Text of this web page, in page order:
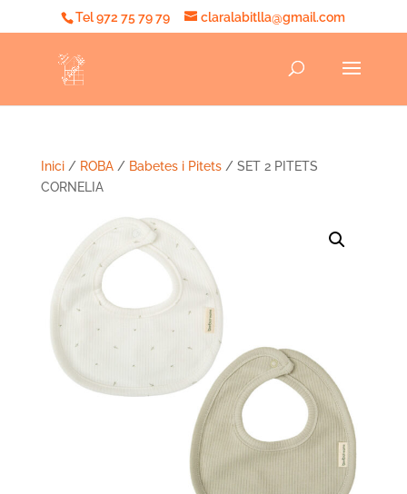
Tel 972 75 79 79 claralabitlla@gmail.com
Inici/ ROBA/ Babetes i Pitets/ SET 2 PITETS
CORNELIA